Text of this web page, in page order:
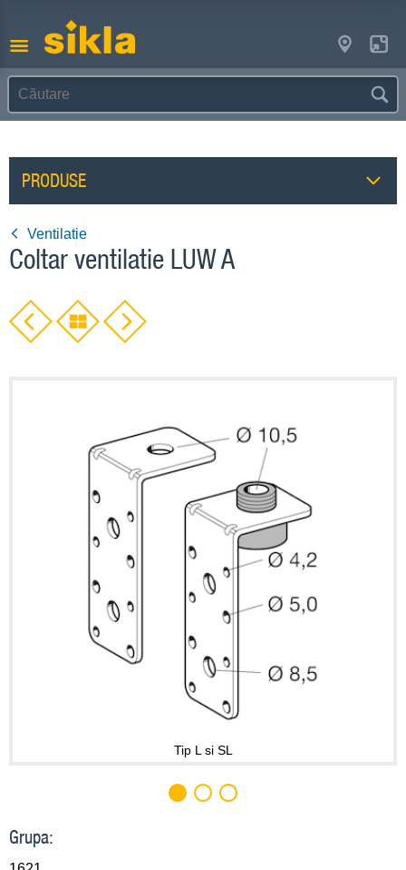
PRODUSE
Ventilatie
Coltar ventilatie LUW A
Tip L si SL
Grupa: